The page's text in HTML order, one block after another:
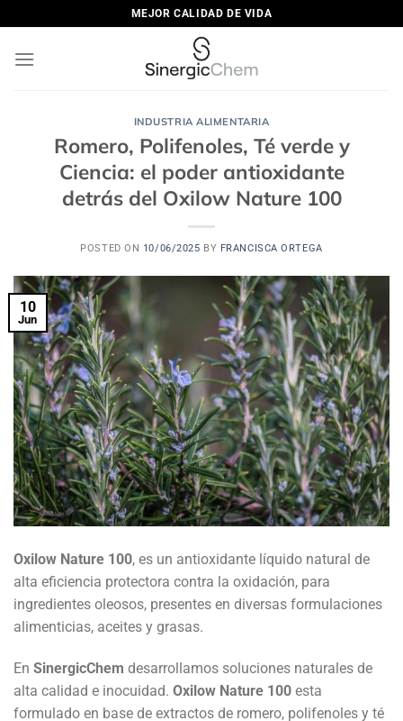
al
contenido
MEJOR CALIDAD DE VIDA
INDUSTRIA ALIMENTARIA
Romero, Polifenoles, Té verde y
Ciencia: el poder antioxidante
detrás del Oxilow Nature 100
POSTED ON 10/06/2025 BY FRANCISCA ORTEGA
10
Jun
Oxilow Nature 100, es un antioxidante líquido natural de
alta eficiencia protectora contra la oxidación, para
ingredientes oleosos, presentes en diversas formulaciones
alimenticias, aceites y grasas.
En SinergicChem desarrollamos soluciones naturales de
alta calidad e inocuidad. Oxilow Nature 100 esta
formulado en base de extractos de romero, polifenoles y té